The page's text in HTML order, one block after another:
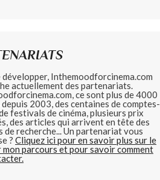
développer, Inthemoodforcinema.com
actuellement des partenariats.
ce sont plus de 4000
2003, des centaines de comptes-
festivals de cinéma, plusieurs prix
des articles qui arrivent en tête des
de recherche... Un partenariat vous
? Cliquez ici pour en savoir plus sur le
mon parcours et pour savoir comment